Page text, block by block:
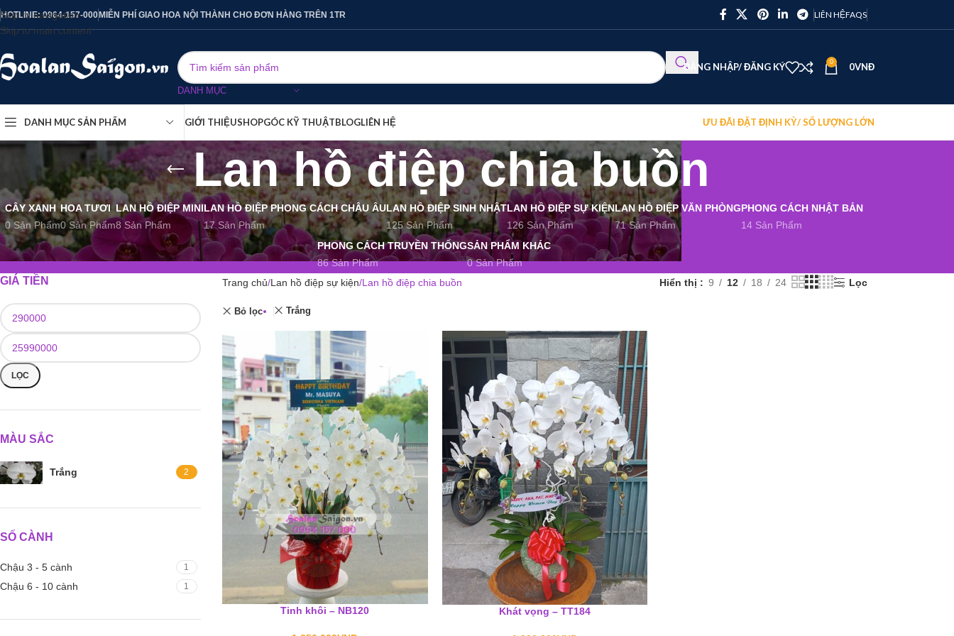
Skip to navigation
Skip to main content
HOTLINE: 0964-157-000MIỄN PHÍ GIAO HOA NỘI THÀNH CHO ĐƠN HÀNG TRÊN 1TR LIÊN HỆFAQS
DANH MỤC
ĐĂNG NHẬP/ ĐĂNG KÝ 0 0VNĐ
DANH MỤC SẢN PHẨM GIỚI THIỆUSHOPGÓC KỸ THUẬTBLOGLIÊN HỆ ƯU ĐÃI ĐẶT ĐỊNH KỲ/ SỐ LƯỢNG LỚN
Lan hồ điệp chia buồn
CÂY XANH
0 Sản Phẩm
HOA TƯƠI
0 Sản Phẩm
LAN HỒ ĐIỆP MINI
8 Sản Phẩm
LAN HỒ ĐIỆP PHONG CÁCH CHÂU ÂU
17 Sản Phẩm
LAN HỒ ĐIỆP SINH NHẬT
125 Sản Phẩm
LAN HỒ ĐIỆP SỰ KIỆN
126 Sản Phẩm
LAN HỒ ĐIỆP VĂN PHÒNG
71 Sản Phẩm
PHONG CÁCH NHẬT BẢN
14 Sản Phẩm
PHONG CÁCH TRUYỀN THỐNG
86 Sản Phẩm
SẢN PHẨM KHÁC
0 Sản Phẩm
GIÁ TIỀN
LỌC
MÀU SẮC
Trắng 2
SỐ CÀNH
Chậu 3 - 5 cành 1
Chậu 6 - 10 cành 1
Trang chủ Lan hồ điệp sự kiện Lan hồ điệp chia buồn Hiển thị 9 12 18 24 Lọc
Bỏ lọc Trắng
Tinh khôi – NB120 Khát vọng – TT184